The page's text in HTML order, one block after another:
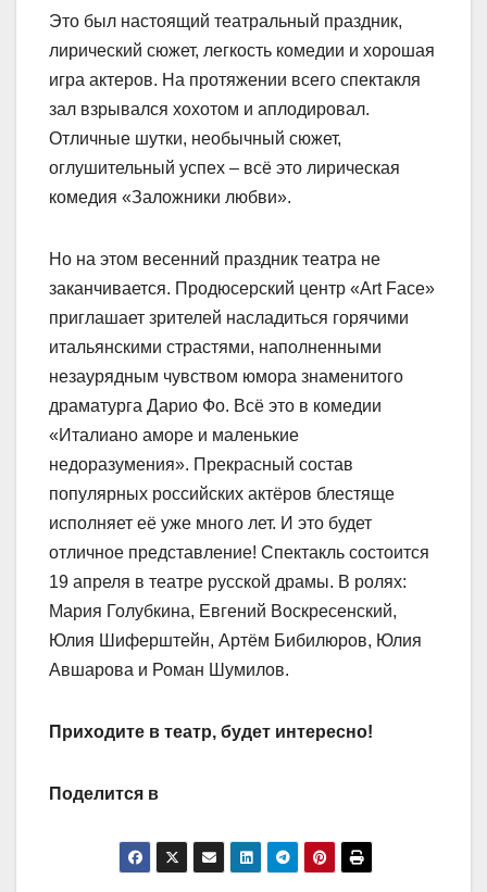
Это был настоящий театральный праздник,
лирический сюжет, легкость комедии и хорошая
игра актеров. На протяжении всего спектакля
зал взрывался хохотом и аплодировал.
Отличные шутки, необычный сюжет,
оглушительный успех – всё это лирическая
комедия «Заложники любви».
Но на этом весенний празд­ник театра не
заканчивается. Продюсерский центр «Art Face»
приглашает зрителей насладиться горячими
итальянскими страстями, наполненными
незаурядным чувством юмора знаменитого
драматурга Дарио Фо. Всё это в комедии
«Италиано аморе и маленькие
недоразумения». Прекрасный состав
популярных российских актёров блестяще
исполняет её уже много лет. И это будет
отличное представление! Спектакль состоится
19 апреля в театре русской драмы. В ролях:
Мария Голубкина, Евгений Воскресенский,
Юлия Шиферштейн, Артём Бибилюров, Юлия
Авшарова и Роман Шумилов.
Приходите в театр, будет интересно!
Поделится в